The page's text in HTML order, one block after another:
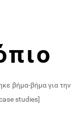
βήμα-βήμα για την
studies]